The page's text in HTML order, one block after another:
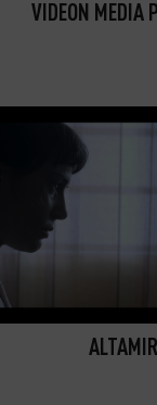
VIDEON MEDIA